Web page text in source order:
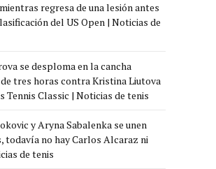
regresa de una lesión antes
del US Open | Noticias de
se desploma en la cancha
tres horas contra Kristina Liutova
Tennis Classic | Noticias de tenis
y Aryna Sabalenka se unen
todavía no hay Carlos Alcaraz ni
de tenis